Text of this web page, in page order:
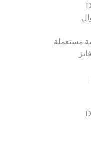
مستعملة